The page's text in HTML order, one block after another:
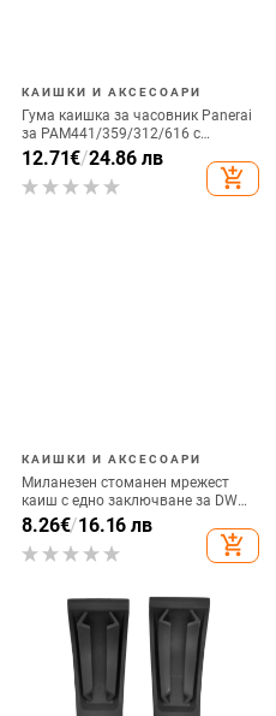
КАИШКИ И АКСЕСОАРИ
Гума каишка за часовник Panerai
за PAM441/359/312/616 с
катарама butterfly и pin buckle
12.71€/24.86 лв
add_shopping_cart
КАИШКИ И АКСЕСОАРИ
Миланезен стоманен мрежест
каиш с едно заключване за DW
Glory ES04 серия, съвместим с
часовници Samsung и Huawei
GT2
8.26€/16.16 лв
add_shopping_cart